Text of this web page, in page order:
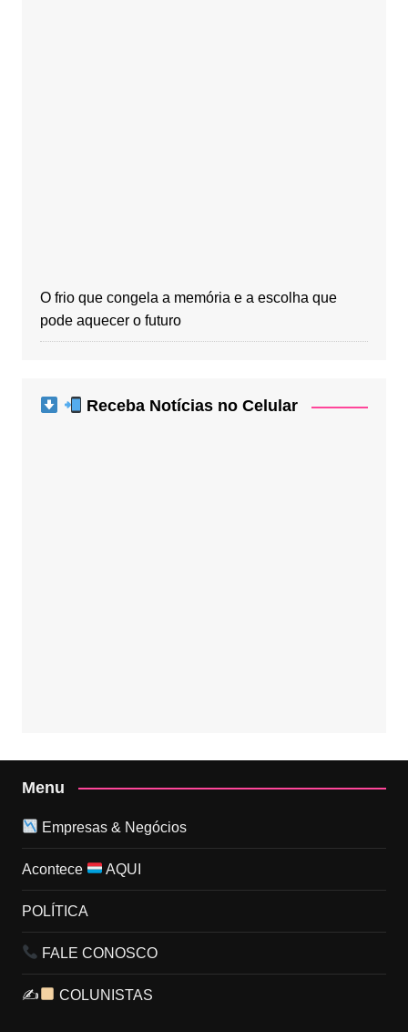
O frio que congela a memória e a escolha que
pode aquecer o futuro
Receba Notícias no Celular
Menu
Empresas & Negócios
Acontece AQUI
POLÍTICA
FALE CONOSCO
✍ COLUNISTAS